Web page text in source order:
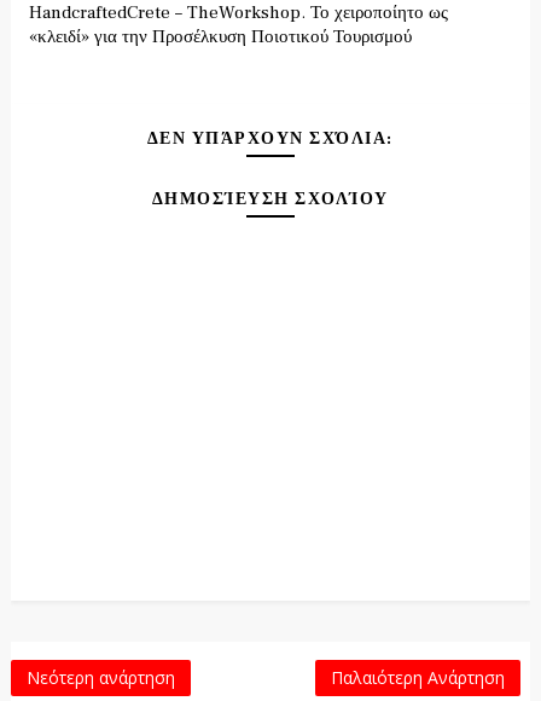
HandcraftedCrete – TheWorkshop. Το χειροποίητο ως
«κλειδί» για την Προσέλκυση Ποιοτικού Τουρισμού
ΔΕΝ ΥΠΆΡΧΟΥΝ ΣΧΌΛΙΑ:
ΔΗΜΟΣΊΕΥΣΗ ΣΧΟΛΊΟΥ
Νεότερη ανάρτηση Παλαιότερη Ανάρτηση